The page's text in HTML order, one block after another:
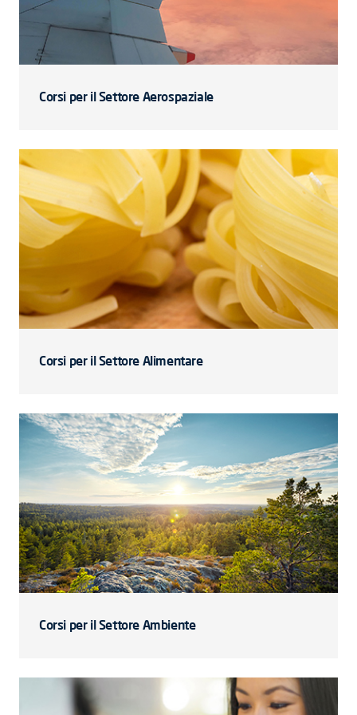
Corsi per il Settore Aerospaziale
Corsi per il Settore Alimentare
Corsi per il Settore Ambiente